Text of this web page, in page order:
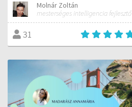
Molnár Zoltán
mesterséges intelligencia fejlesztő
31